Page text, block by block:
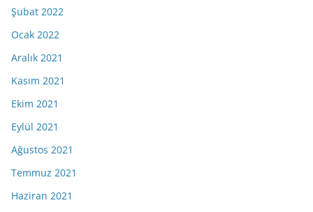
Şubat 2022
Ocak 2022
Aralık 2021
Kasım 2021
Ekim 2021
Eylül 2021
Ağustos 2021
Temmuz 2021
Haziran 2021